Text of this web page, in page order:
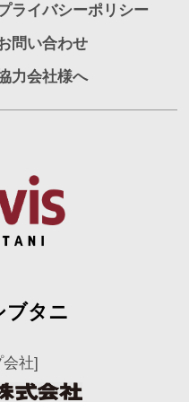
ライバシーポリシー
問い合わせ
力会社様へ
ブタニ
会社]